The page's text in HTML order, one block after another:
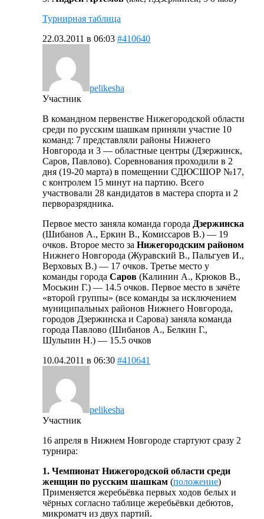
Турнирная таблица
22.03.2011 в 06:03 #410640
pelikesha
Участник
В командном первенстве Нижегородской области
среди по русским шашкам приняли участие 10
команд: 7 представляли районы Нижнего
Новгорода и 3 — областные центры (Дзержинск,
Саров, Павлово). Соревнования проходили в 2
дня (19-20 марта) в помещении СДЮСШОР №17,
с контролем 15 минут на партию. Всего
участвовали 28 кандидатов в мастера спорта и 2
перворазрядника.
Первое место заняла команда города Дзержинска
(Шибанов А., Еркин В., Комиссаров В.) — 19
очков. Второе место за Нижегородским районом
Нижнего Новгорода (Журавский В., Пальгуев И.,
Верховых В.) — 17 очков. Третье место у
команды города Саров (Калинин А., Крюков В.,
Моськин Г.) — 14.5 очков. Первое место в зачёте
«второй группы» (все команды за исключением
муниципальных районов Нижнего Новгорода,
городов Дзержинска и Сарова) заняла команда
города Павлово (Шибанов А., Белкин Г.,
Шульпин Н.) — 15.5 очков
10.04.2011 в 06:30 #410641
pelikesha
Участник
16 апреля в Нижнем Новгороде стартуют сразу 2
турнира:
1. Чемпионат Нижегородской области среди
женщин по русским шашкам (положение)
Применяется жеребьёвка первых ходов белых и
чёрных согласно таблице жеребьёвки дебютов,
микроматч из двух партий.